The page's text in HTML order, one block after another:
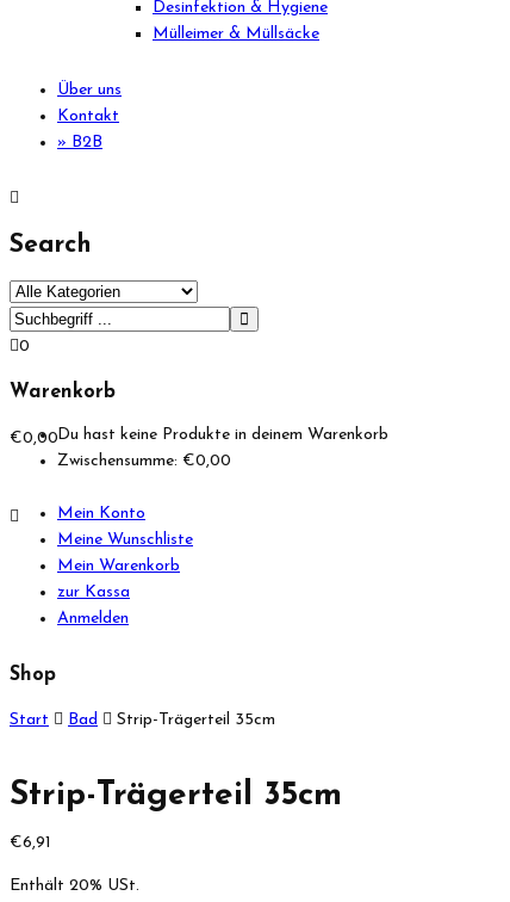
Desinfektion & Hygiene
Mülleimer & Müllsäcke
Über uns
Kontakt
» B2B
Search
0
Warenkorb
€0,00 Du hast keine Produkte in deinem Warenkorb
Zwischensumme: €0,00
Mein Konto
Meine Wunschliste
Mein Warenkorb
zur Kassa
Anmelden
Shop
Start Bad Strip-Trägerteil 35cm
Strip-Trägerteil 35cm
€6,91
Enthält 20% USt.